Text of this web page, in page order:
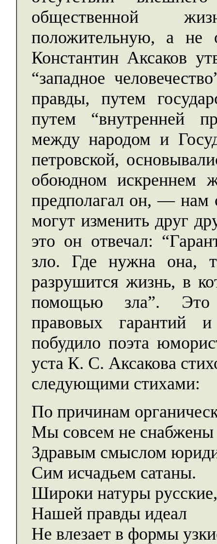
общественной
положительную, а не
Константин Аксаков
“западное
правды, путем
путем “внутренней
между народом и
петровской,
обоюдном искреннем
предполагал он, — нам
могут изменить друг
это он отвечал:
зло. Где нужна она,
разрушится жизнь, в
помощью зла”. Это
правовых гарантий
побудило поэта
уста К. С. Аксакова
следующими стихами:
По причинам
Мы совсем не снабжены
Здравым смыслом
Сим исчадьем сатаны.
Широки натуры русские,
Нашей правды идеал
Не влезает в формы